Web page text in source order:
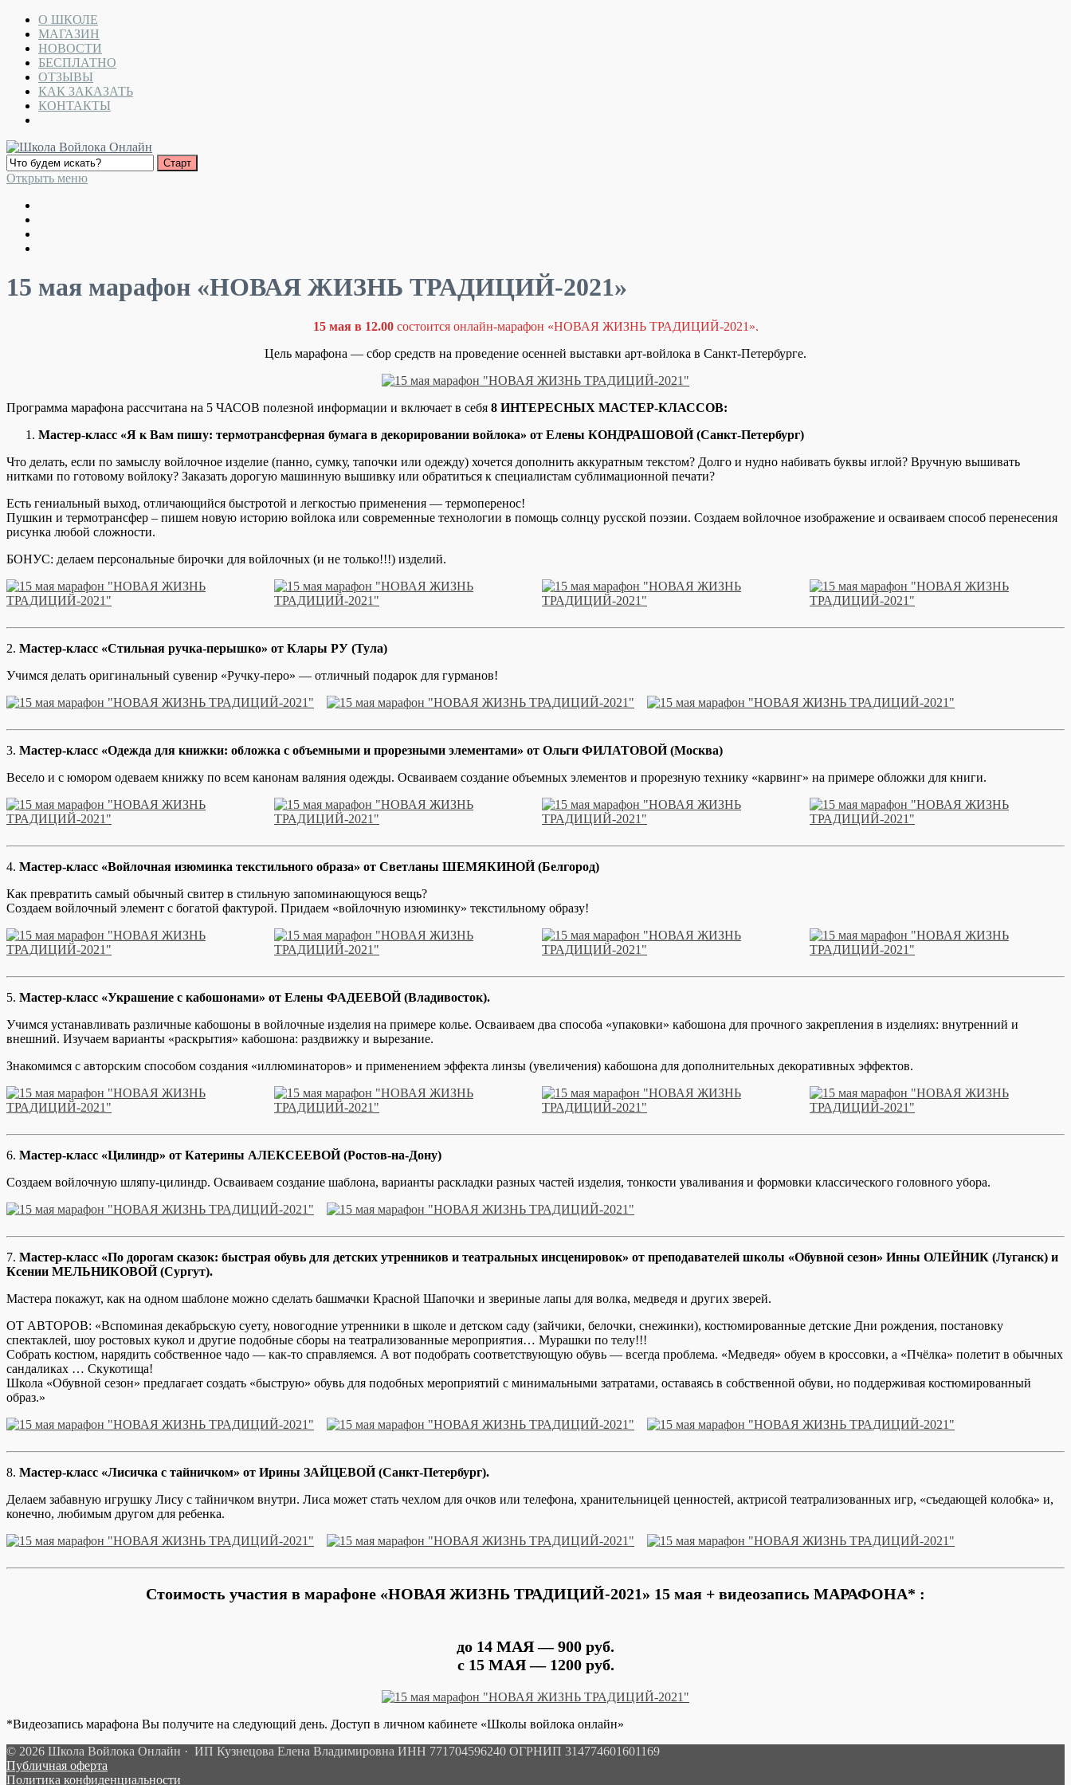
О ШКОЛЕ
МАГАЗИН
НОВОСТИ
БЕСПЛАТНО
ОТЗЫВЫ
КАК ЗАКАЗАТЬ
КОНТАКТЫ
Открыть меню
15 мая марафон «НОВАЯ ЖИЗНЬ ТРАДИЦИЙ-2021»
15 мая в 12.00 состоится онлайн-марафон «НОВАЯ ЖИЗНЬ ТРАДИЦИЙ-2021».
Цель марафона — сбор средств на проведение осенней выставки арт-войлока в Санкт-Петербурге.
Программа марафона рассчитана на 5 ЧАСОВ полезной информации и включает в себя 8 ИНТЕРЕСНЫХ МАСТЕР-КЛАССОВ:
Мастер-класс «Я к Вам пишу: термотрансферная бумага в декорировании войлока» от Елены КОНДРАШОВОЙ (Санкт-Петербург)
Что делать, если по замыслу войлочное изделие (панно, сумку, тапочки или одежду) хочется дополнить аккуратным текстом? Долго и нудно набивать буквы иглой? Вручную вышивать
нитками по готовому войлоку? Заказать дорогую машинную вышивку или обратиться к специалистам сублимационной печати?
Есть гениальный выход, отличающийся быстротой и легкостью применения — термоперенос!
Пушкин и термотрансфер – пишем новую историю войлока или современные технологии в помощь солнцу русской поэзии. Создаем войлочное изображение и осваиваем способ перенесения
рисунка любой сложности.
БОНУС: делаем персональные бирочки для войлочных (и не только!!!) изделий.
2. Мастер-класс «Стильная ручка-перышко» от Клары РУ (Тула)
Учимся делать оригинальный сувенир «Ручку-перо» — отличный подарок для гурманов!
3. Мастер-класс «Одежда для книжки: обложка с объемными и прорезными элементами» от Ольги ФИЛАТОВОЙ (Москва)
Весело и с юмором одеваем книжку по всем канонам валяния одежды. Осваиваем создание объемных элементов и прорезную технику «карвинг» на примере обложки для книги.
4. Мастер-класс «Войлочная изюминка текстильного образа» от Светланы ШЕМЯКИНОЙ (Белгород)
Как превратить самый обычный свитер в стильную запоминающуюся вещь?
Создаем войлочный элемент с богатой фактурой. Придаем «войлочную изюминку» текстильному образу!
5. Мастер-класс «Украшение с кабошонами» от Елены ФАДЕЕВОЙ (Владивосток).
Учимся устанавливать различные кабошоны в войлочные изделия на примере колье. Осваиваем два способа «упаковки» кабошона для прочного закрепления в изделиях: внутренний и
внешний. Изучаем варианты «раскрытия» кабошона: раздвижку и вырезание.
Знакомимся с авторским способом создания «иллюминаторов» и применением эффекта линзы (увеличения) кабошона для дополнительных декоративных эффектов.
6. Мастер-класс «Цилиндр» от Катерины АЛЕКСЕЕВОЙ (Ростов-на-Дону)
Создаем войлочную шляпу-цилиндр. Осваиваем создание шаблона, варианты раскладки разных частей изделия, тонкости уваливания и формовки классического головного убора.
7. Мастер-класс «По дорогам сказок: быстрая обувь для детских утренников и театральных инсценировок» от преподавателей школы «Обувной сезон» Инны ОЛЕЙНИК (Луганск) и
Ксении МЕЛЬНИКОВОЙ (Сургут).
Мастера покажут, как на одном шаблоне можно сделать башмачки Красной Шапочки и звериные лапы для волка, медведя и других зверей.
ОТ АВТОРОВ: «Вспоминая декабрьскую суету, новогодние утренники в школе и детском саду (зайчики, белочки, снежинки), костюмированные детские Дни рождения, постановку
спектаклей, шоу ростовых кукол и другие подобные сборы на театрализованные мероприятия… Мурашки по телу!!!
Собрать костюм, нарядить собственное чадо — как-то справляемся. А вот подобрать соответствующую обувь — всегда проблема. «Медведя» обуем в кроссовки, а «Пчёлка» полетит в обычных
сандаликах … Скукотища!
Школа «Обувной сезон» предлагает создать «быструю» обувь для подобных мероприятий с минимальными затратами, оставаясь в собственной обуви, но поддерживая костюмированный
образ.»
8. Мастер-класс «Лисичка с тайничком» от Ирины ЗАЙЦЕВОЙ (Санкт-Петербург).
Делаем забавную игрушку Лису с тайничком внутри. Лиса может стать чехлом для очков или телефона, хранительницей ценностей, актрисой театрализованных игр, «съедающей колобка» и,
конечно, любимым другом для ребенка.
Стоимость участия в марафоне «НОВАЯ ЖИЗНЬ ТРАДИЦИЙ-2021» 15 мая + видеозапись МАРАФОНА* :
до 14 МАЯ — 900 руб.
с 15 МАЯ — 1200 руб.
*Видеозапись марафона Вы получите на следующий день. Доступ в личном кабинете «Школы войлока онлайн»
© 2026 Школа Войлока Онлайн · ИП Кузнецова Елена Владимировна ИНН 771704596240 ОГРНИП 314774601601169
Публичная оферта
Политика конфиденциальности